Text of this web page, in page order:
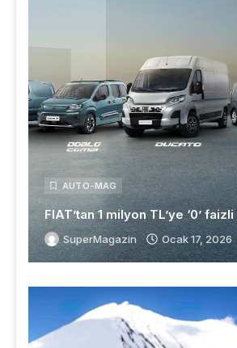
AUTO-MAG
FIAT’tan 1 milyon TL’ye ‘0’
SuperMagazin Ocak 17, 2026